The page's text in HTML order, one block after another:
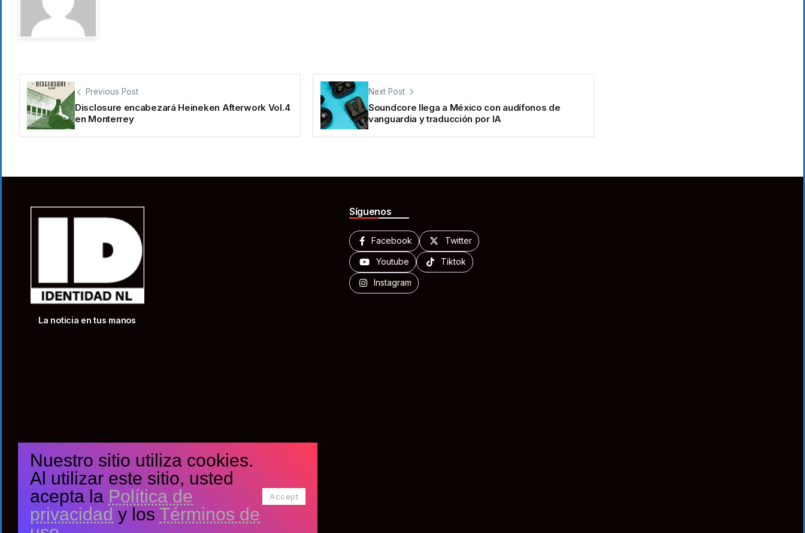
Previous Post
Disclosure encabezará Heineken Afterwork Vol.4
en Monterrey
Next Post
Soundcore llega a México con audífonos de
vanguardia y traducción por IA
La noticia en tus manos
Síguenos
Facebook Twitter
Youtube Tiktok
Instagram
Nuestro sitio utiliza cookies.
Al utilizar este sitio, usted
acepta la Política de
privacidad y los Términos de
Accept